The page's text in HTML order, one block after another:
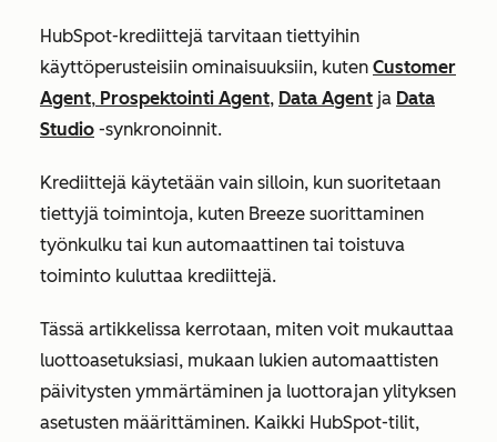
HubSpot-krediittejä tarvitaan tiettyihin
käyttöperusteisiin ominaisuuksiin, kuten Customer
Agent, Prospektointi Agent, Data Agent ja Data
Studio -synkronoinnit.
Krediittejä käytetään vain silloin, kun suoritetaan
tiettyjä toimintoja, kuten Breeze suorittaminen
työnkulku tai kun automaattinen tai toistuva
toiminto kuluttaa krediittejä.
Tässä artikkelissa kerrotaan, miten voit mukauttaa
luottoasetuksiasi, mukaan lukien automaattisten
päivitysten ymmärtäminen ja luottorajan ylityksen
asetusten määrittäminen. Kaikki HubSpot-tilit,